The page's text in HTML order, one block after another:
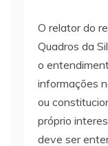
O relator do
Quadros da
o
informações
ou
próprio
deve ser